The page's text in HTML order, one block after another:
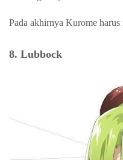
Pada akhirnya Kurome
8. Lubbock